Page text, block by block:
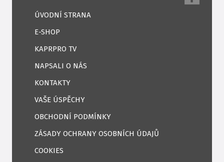
ÚVODNÍ STRANA
E-SHOP
KAPRPRO TV
NAPSALI O NÁS
KONTAKTY
VAŠE ÚSPĚCHY
OBCHODNÍ PODMÍNKY
ZÁSADY OCHRANY OSOBNÍCH ÚDAJŮ
COOKIES